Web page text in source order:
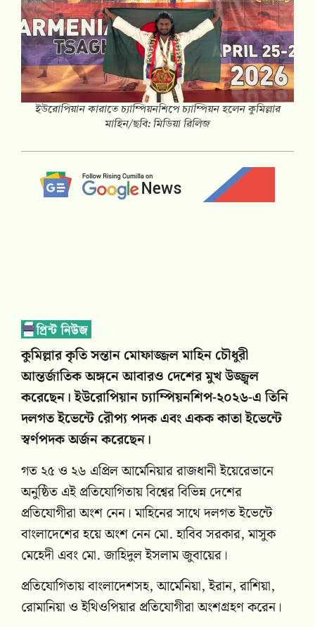
ইউরোপিয়ান কারাতে চ্যাম্পিয়নশিপে চ্যাম্পিয়ন হলেন কুমিল্লার
মাহিন/ছবি: মিডিয়া রিলিজ
কুমিল্লার কৃতি সন্তান মোফাজ্জল মাহিন চৌধুরী
আন্তর্জাতিক অঙ্গনে আবারও দেশের মুখ উজ্জ্বল
করেছেন। ইউরোপিয়ান চ্যাম্পিয়নশিপ-২০২৬-এ তিনি
দলগত ইভেন্টে রৌপ্য পদক এবং একক কাতা ইভেন্টে
স্বর্ণপদক অর্জন করেছেন।
গত ২৫ ও ২৬ এপ্রিল আর্মেনিয়ার রাজধানী ইয়েরেভানে
অনুষ্ঠিত এই প্রতিযোগিতায় বিশ্বের বিভিন্ন দেশের
প্রতিযোগীরা অংশ নেন। মাহিনের সাথে দলগত ইভেন্টে
বাংলাদেশের হয়ে অংশ নেন মো. হাবিব সরকার, মাসুক
মেহেদী এবং মো. জাহিদুল ইসলাম জুবায়ের।
প্রতিযোগিতায় বাংলাদেশসহ, আর্মেনিয়া, ইরান, রাশিয়া,
রোমানিয়া ও ইথিওপিয়ার প্রতিযোগীরা অংশগ্রহণ করেন।